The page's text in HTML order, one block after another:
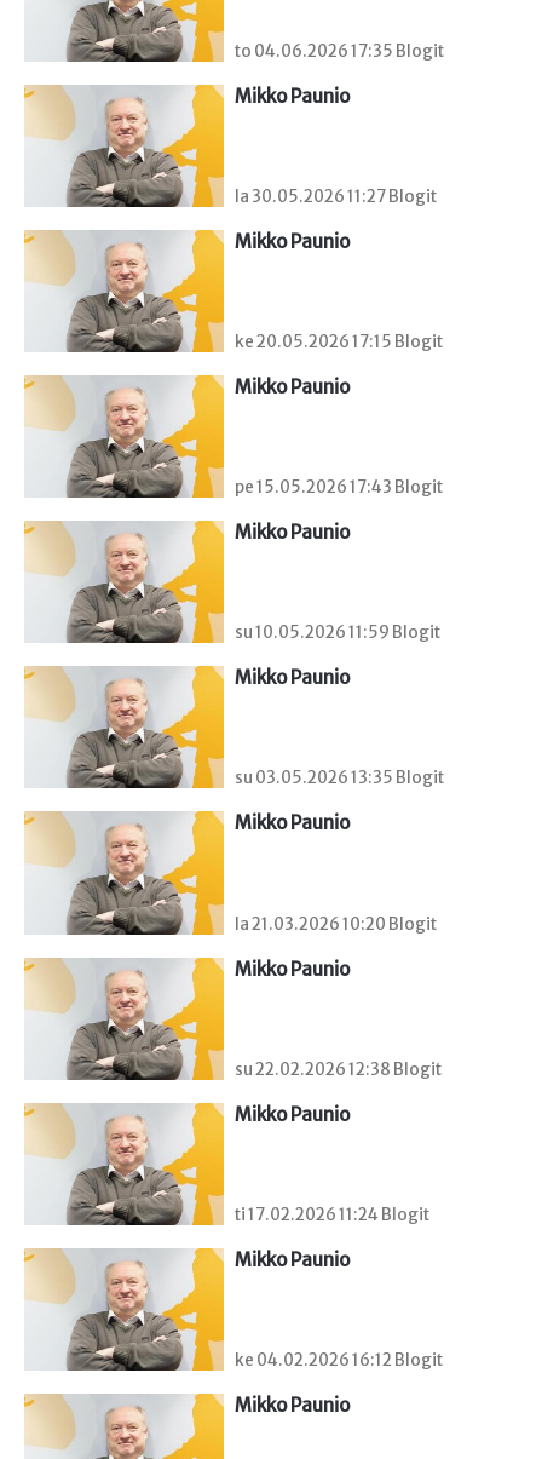
to 04.06.2026 17:35 Blogit
Mikko Paunio
la 30.05.2026 11:27 Blogit
Mikko Paunio
ke 20.05.2026 17:15 Blogit
Mikko Paunio
pe 15.05.2026 17:43 Blogit
Mikko Paunio
su 10.05.2026 11:59 Blogit
Mikko Paunio
su 03.05.2026 13:35 Blogit
Mikko Paunio
la 21.03.2026 10:20 Blogit
Mikko Paunio
su 22.02.2026 12:38 Blogit
Mikko Paunio
ti 17.02.2026 11:24 Blogit
Mikko Paunio
ke 04.02.2026 16:12 Blogit
Mikko Paunio